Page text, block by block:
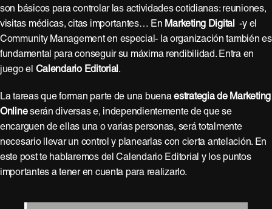
son básicos para controlar las actividades cotidianas: reuniones,
visitas médicas, citas importantes… En Marketing Digital
-y el
Community Management en especial- la organización también es
fundamental para conseguir su máxima rendibilidad. Entra en
juego el Calendario Editorial .
La tareas que forman parte de una buenaestrategia de Marketing
Onlineserán diversas e, independientemente de que se
encarguen de ellas una o varias personas, será totalmente
necesario llevar un control y planearlas con cierta antelación. En
este post te hablaremos del Calendario Editorial y los puntos
importantes a tener en cuenta para realizarlo.